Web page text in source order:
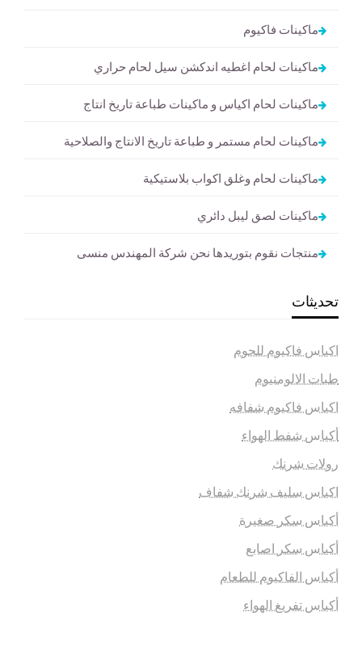
ماكينات فاكيوم
ماكينات لحام اغطيه اندكشن سيل لحام حراري
ماكينات لحام اكياس و ماكينات طباعة تاريخ انتاج
ماكينات لحام مستمر و طباعة تاريخ الانتاج والصلاحية
ماكينات لحام وغلق اكواب بلاستيكية
ماكينات لصق ليبل دائري
منتجات نقوم بتوريدها نحن شركة المهندس منسى
تحديثات
اكياس فاكيوم للحوم
طبات الالومنيوم
اكياس فاكيوم شفافه
أكياس شفط الهواء
رولات شرنك
اكياس سليف شرنك شفاف
أكياس سكر صغيرة
أكياس سكر اصابع
أكياس الفاكيوم للطعام
أكياس تفريغ الهواء